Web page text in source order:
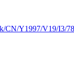
CN/Y1997/V19/I3/78